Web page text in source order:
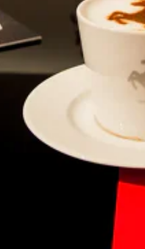
Tailpipes
With Leds
NERA 9441
Front Seats
ROSSO 0504
MADEIRA ROSSO
ALCANTARA NERA